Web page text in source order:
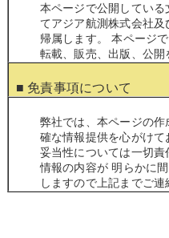
本ページで公開してい
てアジア航測株式会社
帰属します。 本ページ
転載、販売、出版、公開
■ 免責事項について
弊社では、本ページの
確な情報提供を心がけて
妥当性については一切
情報の内容が 明らかに
しますので上記までご連